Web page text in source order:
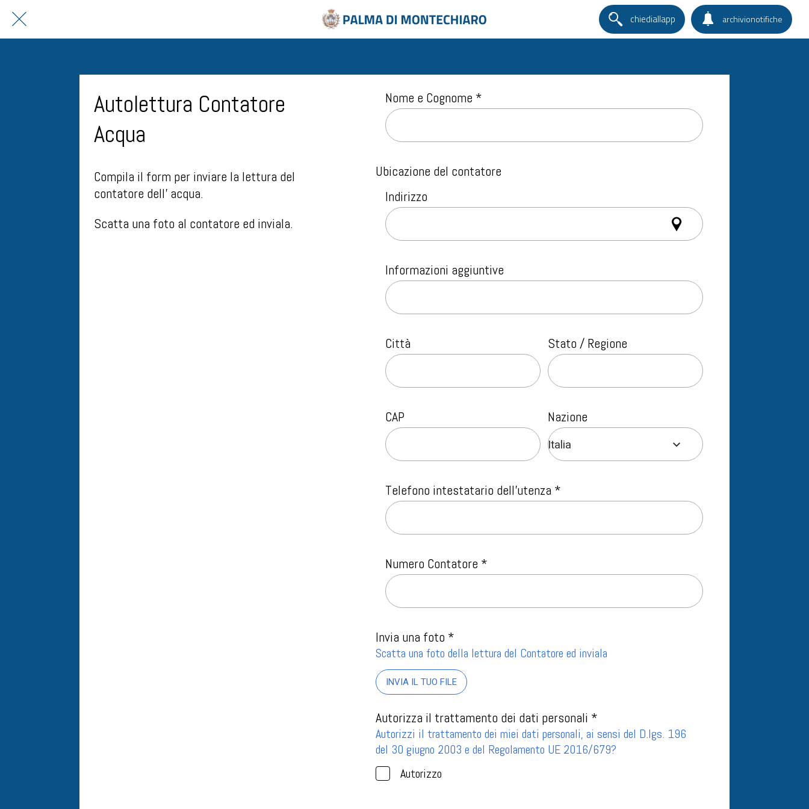
chiediallapp archivionotifiche
Autolettura Contatore
Acqua
Compila il form per inviare la lettura del
contatore dell' acqua.
Scatta una foto al contatore ed inviala.
Nome e Cognome *
Ubicazione del contatore
Indirizzo
Informazioni aggiuntive
Città Stato / Regione
CAP Nazione
Italia
Telefono intestatario dell'utenza *
Numero Contatore *
Invia una foto *
Scatta una foto della lettura del Contatore ed inviala
INVIA IL TUO FILE
Autorizza il trattamento dei dati personali *
Autorizzi il trattamento dei miei dati personali, ai sensi del D.lgs. 196
del 30 giugno 2003 e del Regolamento UE 2016/679?
Autorizzo